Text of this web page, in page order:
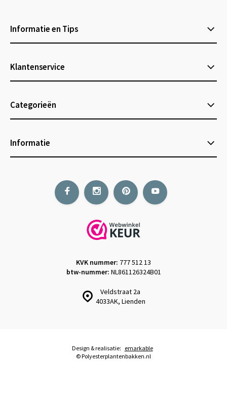
Informatie en Tips
Klantenservice
Categorieën
Informatie
Veldstraat 2a
4033AK, Lienden
KVK nummer: 777 512 13
btw-nummer: NL861126324B01
© Polyesterplantenbakken.nl
Design & realisatie: emarkable